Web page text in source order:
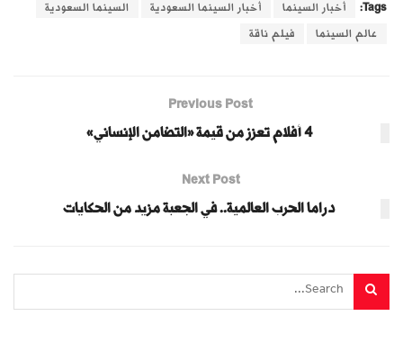
Tags: أخبار السينما أخبار السينما السعودية السينما السعودية
عالم السينما فيلم ناقة
Previous Post
4 أفلام تعزز من قيمة «التضامن الإنساني»
Next Post
دراما الحرب العالمية.. في الجعبة مزيد من الحكايات